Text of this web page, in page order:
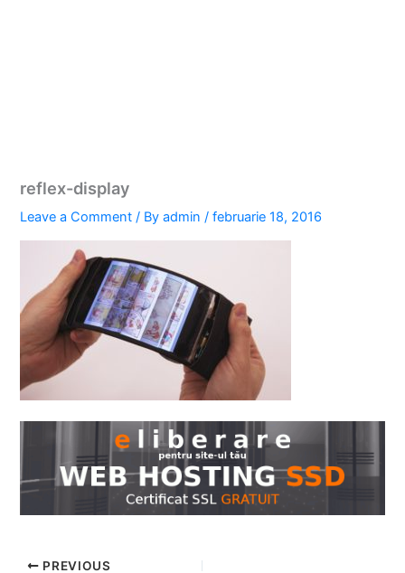
reflex-display
Leave a Comment / Byadmin/februarie 18, 2016
PREVIOUS